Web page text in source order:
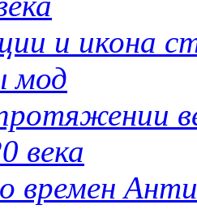
и икона
мод
века
времен